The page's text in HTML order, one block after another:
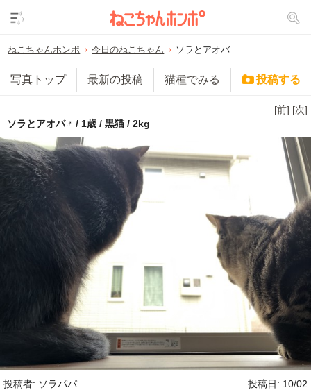
ねこちゃんホンポ 今日のねこちゃん ソラとアオバ
写真トップ 最新の投稿 猫種でみる 投稿する
[前] [次]
ソラとアオバ♂ / 1歳 / 黒猫 / 2kg
投稿者: ソラパパ
投稿日: 10/02